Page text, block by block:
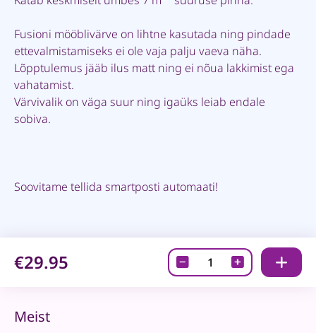
Fusioni mööblivärve on lihtne kasutada ning pindade
ettevalmistamiseks ei ole vaja palju vaeva näha.
Lõpptulemus jääb ilus matt ning ei nõua lakkimist ega
vahatamist.
Värvivalik on väga suur ning igaüks leiab endale
sobiva.
Soovitame tellida smartposti automaati!
€29.95
Fusion
Mineral
Meist